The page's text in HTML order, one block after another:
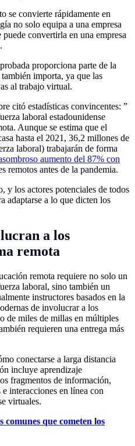
se convierte rápidamente en
no solo equipa a una empresa
convertirla en una empresa
proporciona parte de la
importa, ya que las
al trabajo virtual.
citó estadísticas convincentes: ”
laboral estadounidense
Aunque se estima que el
hasta el 2021, 36,2 millones de
laboral) trabajarán de forma
aumento del 87% con
remotos antes de la pandemia.
y los actores potenciales de todos
adaptarse a lo que dicten los
a los
remota
remota requiere no solo un
laboral, sino también un
instructores basados en la
de involucrar a los
de miles de millas en múltiples
requieren una entrega más
conectarse a larga distancia
incluye aprendizaje
fragmentos de información,
interacciones en línea con
virtuales.
comunes que cometen los